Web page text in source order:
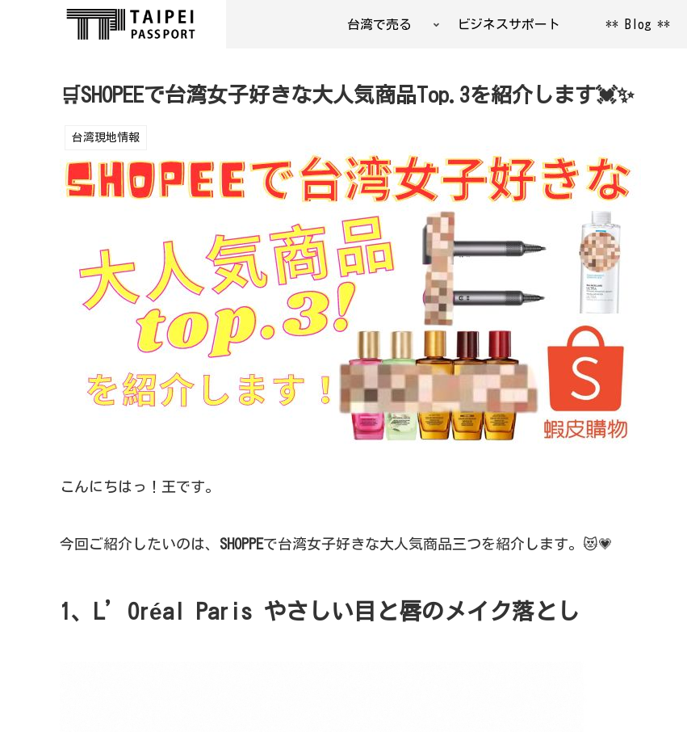
台湾で売る ビジネスサポート ** Blog **
🛒SHOPEEで台湾女子好きな大人気商品Top.3を紹介します💓✨
台湾現地情報
こんにちはっ！王です。
今回ご紹介したいのは、 SHOPPEで台湾女子好きな大人気商品三つを紹介します。😻💗
1、L’Oréal Paris やさしい目と唇のメイク落とし